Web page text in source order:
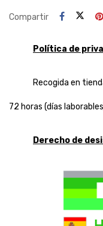
Compartir
Política de
Recogida en
72 horas (días
Derecho de